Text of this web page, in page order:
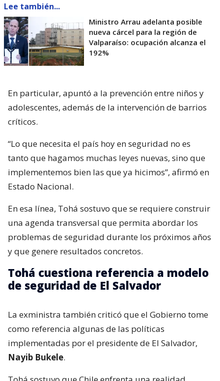
Lee también...
Ministro Arrau adelanta posible
nueva cárcel para la región de
Valparaíso: ocupación alcanza el
192%
En particular, apuntó a la prevención entre niños y
adolescentes, además de la intervención de barrios
críticos.
“Lo que necesita el país hoy en seguridad no es
tanto que hagamos muchas leyes nuevas, sino que
implementemos bien las que ya hicimos”, afirmó en
Estado Nacional.
En esa línea, Tohá sostuvo que se requiere construir
una agenda transversal que permita abordar los
problemas de seguridad durante los próximos años
y que genere resultados concretos.
Tohá cuestiona referencia a modelo
de seguridad de El Salvador
La exministra también criticó que el Gobierno tome
como referencia algunas de las políticas
implementadas por el presidente de El Salvador,
Nayib Bukele.